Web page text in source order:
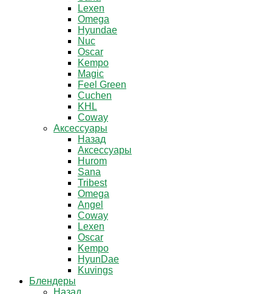
Lexen
Omega
Hyundae
Nuc
Oscar
Kempo
Magic
Feel Green
Cuchen
KHL
Coway
Аксессуары
Назад
Аксессуары
Hurom
Sana
Tribest
Omega
Angel
Coway
Lexen
Oscar
Kempo
HyunDae
Kuvings
Блендеры
Назад